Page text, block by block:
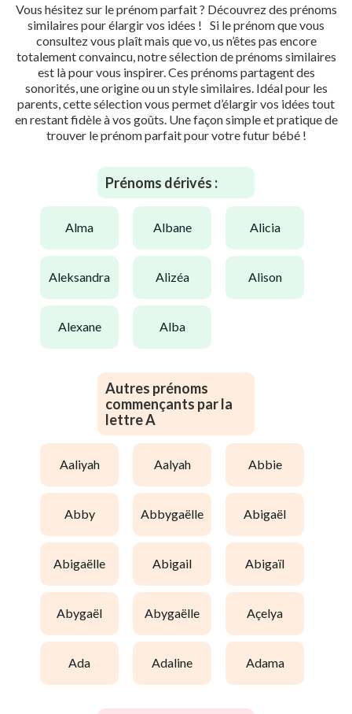
Vous hésitez sur le prénom parfait ? Découvrez des prénoms
similaires pour élargir vos idées ! Si le prénom que vous
consultez vous plaît mais que vo, us n’êtes pas encore
totalement convaincu, notre sélection de prénoms similaires
est là pour vous inspirer. Ces prénoms partagent des
sonorités, une origine ou un style similaires. Idéal pour les
parents, cette sélection vous permet d’élargir vos idées tout
en restant fidèle à vos goûts. Une façon simple et pratique de
trouver le prénom parfait pour votre futur bébé !
Prénoms dérivés :
alma albane alicia
aleksandra alizéa alison
alexane alba
Autres prénoms
commençants par la
lettre A
aaliyah aalyah abbie
abby abbygaëlle abigaël
abigaëlle abigail abigaïl
abygaël abygaëlle açelya
ada adaline adama